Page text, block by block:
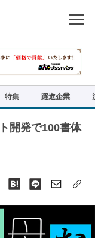
特集 躍進企業
開発で100書体